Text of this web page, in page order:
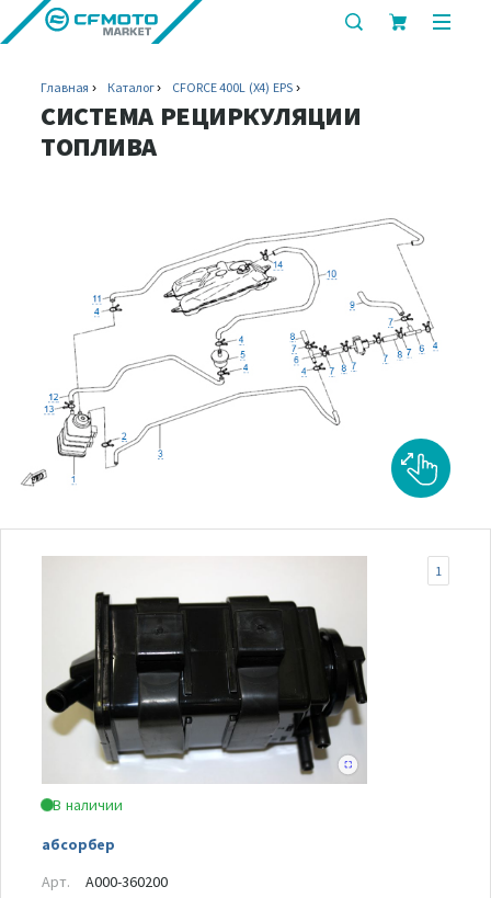
показать
поиска
Главная Каталог CFORCE 400L (X4) EPS
СИСТЕМА РЕЦИРКУЛЯЦИИ
ТОПЛИВА
В наличии
абсорбер
1
Арт.
A000-360200